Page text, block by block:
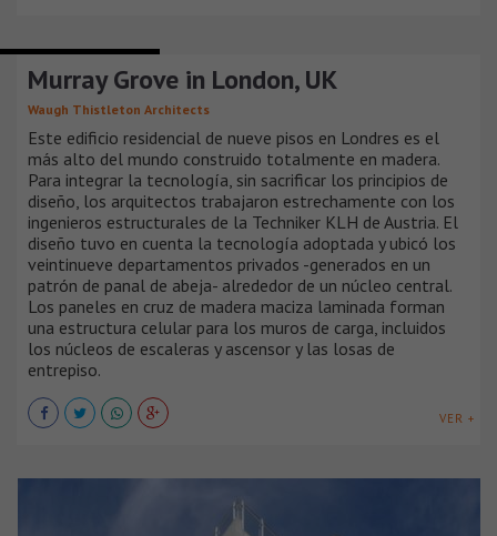
Murray Grove in London, UK
Waugh Thistleton Architects
Este edificio residencial de nueve pisos en Londres es el
más alto del mundo construido totalmente en madera.
Para integrar la tecnología, sin sacrificar los principios de
diseño, los arquitectos trabajaron estrechamente con los
ingenieros estructurales de la Techniker KLH de Austria. El
diseño tuvo en cuenta la tecnología adoptada y ubicó los
veintinueve departamentos privados -generados en un
patrón de panal de abeja- alrededor de un núcleo central.
Los paneles en cruz de madera maciza laminada forman
una estructura celular para los muros de carga, incluidos
los núcleos de escaleras y ascensor y las losas de
entrepiso.
VER +